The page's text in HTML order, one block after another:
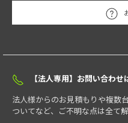
【法人専用】お問い合わせ
法人様からのお見積もりや複数
ついてなど、ご不明な点は全て解